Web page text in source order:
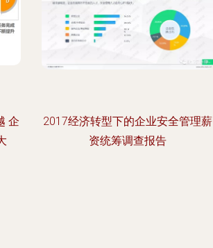
企
2017经济转型下的企业安全管理薪
资统筹调查报告